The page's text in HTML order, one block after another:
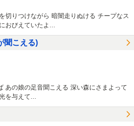
切りつけながら 暗闇走りぬける チープなス
おびえていたよ...
聞こえる)
あの娘の足音聞こえる 深い森にさまよって
を与えて...